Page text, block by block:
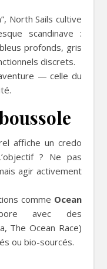
North Sails cultive
scandinave :
profonds, gris
discrets.
— celle du
affiche un credo
? Ne pas
agir activement
comme Ocean
avec des
The Ocean Race)
ou bio-sourcés.